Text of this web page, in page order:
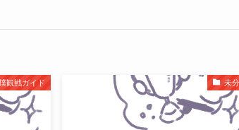
観戦ガイド 未